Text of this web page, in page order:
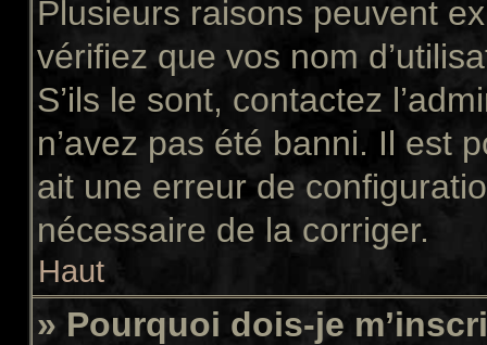
Plusieurs raisons peuvent
vérifiez que vos nom
S’ils le sont, contactez
n’avez pas été banni. Il est
ait une erreur de
nécessaire de la corriger.
Haut
» Pourquoi dois-je